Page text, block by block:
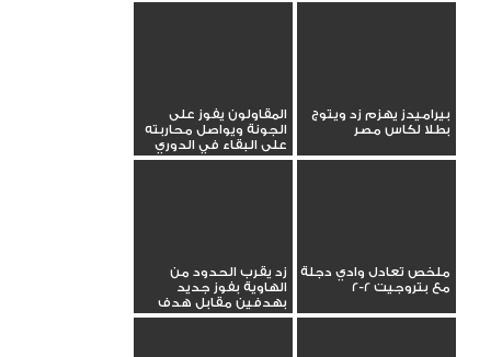
بيراميدز يهزم زد ويتوج
بطلا لكاس مصر
المقاولون يفوز على
الجونة ويواصل محاربته
على البقاء في الدوري
ملخص تعادل وادي دجلة
مع بتروجيت 2-2
زد يقرب الحدود من
الهاوية بفوز جديد
بهدفين مقابل هدف